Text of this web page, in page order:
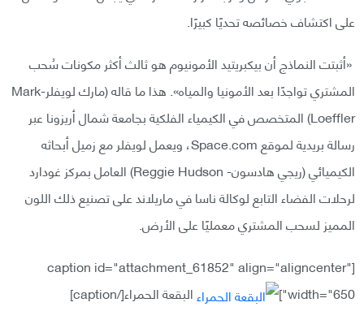
على اكتشاف خصائصه ‏تحديًا كبيرًا.‏
‏ «أثبتت النماذج أن بيكبريتيد الأمونيوم هو ثالث أكثر مكونات سُحب
المشتري تواجدًا بعد الأمونيا والمياه». هذا ما قاله (مارك لويفلر-Mark
Loeffler) المتخصص في الكيمياء الفلكية بجامعة شمال أريزونا عبر
رسالة بريدية لموقع Space.com، ويعمل لويفلر مع زميل أبحاثه
الكيميائي (ريجي هادسون- Reggie Hudson) العامل بمركز غودارد
لرحلات الفضاء التابع لوكالة ناسا في ‏ماريلاند على تصنيع ذلك اللون
المميز لسحب المشتري معمليًا على ‏الأرض‏.
[caption id="attachment_61852" align="aligncenter"
width="650"]
البقعة الحمراء[/caption]